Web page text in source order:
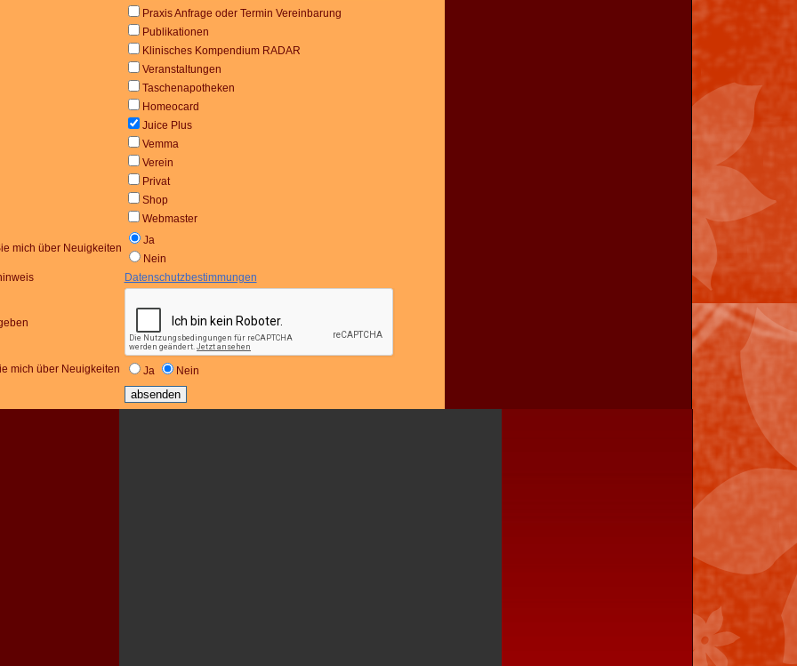
Praxis Anfrage oder Termin Vereinbarung
Publikationen
Klinisches Kompendium RADAR
Veranstaltungen
Taschenapotheken
Homeocard
Juice Plus
Vemma
Verein
Privat
Shop
Webmaster
mich über Neuigkeiten
Ja
Nein
Datenschutzbestimmungen
mich über Neuigkeiten Ja Nein